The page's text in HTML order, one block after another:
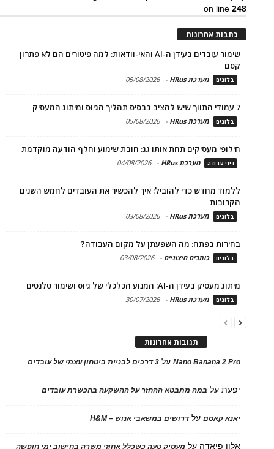
on line248
כתבות אחרונות
שימור עובדים בעידן ה-AI והאי-וודאות: למה פיטורים הם לא פתרון
קסם
בלוגים מערכת HRus -
05/08/2026
7 עמודי התווך שיש להציב בבסיס תהליך הגיוס ומיתוג המעסיק
בלוגים מערכת HRus -
05/08/2026
חילופי מעסיקים תחת אותו גג: חובת שימוע וחלף הודעה מוקדמת
דיני עבודה מערכת HRus -
04/08/2026
ללמוד מחדש כדי להוביל: איך להכשיר את העובדים לחמש השנים
הקרובות
בלוגים מערכת HRus -
03/08/2026
בחירות בפתח: מה השפעתן על מקום העבודה?
בלוגים כותבים חיצוניים -
03/08/2026
מיתוג מעסיק בעידן ה-AI: המנוע הכלכלי של גיוס ושימור טלנטים
בלוגים מערכת HRus -
30/07/2026
תגובות אחרונות
Nano Banana 2 Proעל 3 דרכים לבניית ביטחון עצמי של עובדים
יפעתעל במה מתבטא ההחזר על ההשקעה בהכשרת עובדים
יאנא קאסםעלדרושים במשאבי אנוש – H&M
אלון פיאדה על מעסיק טעה כשכלל אחוזי משרה בחישוב ימי חופשה